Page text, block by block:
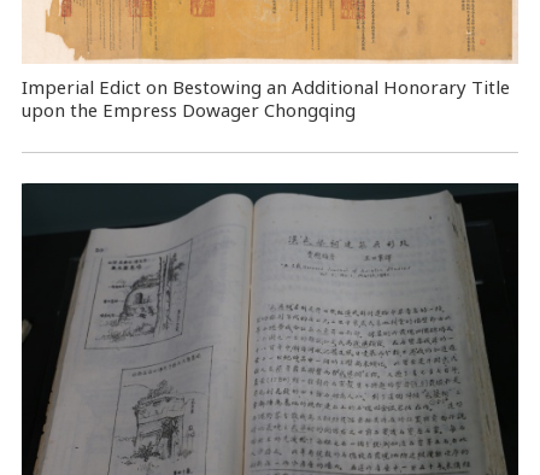
Imperial Edict on Bestowing an Additional Honorary Title
upon the Empress Dowager Chongqing